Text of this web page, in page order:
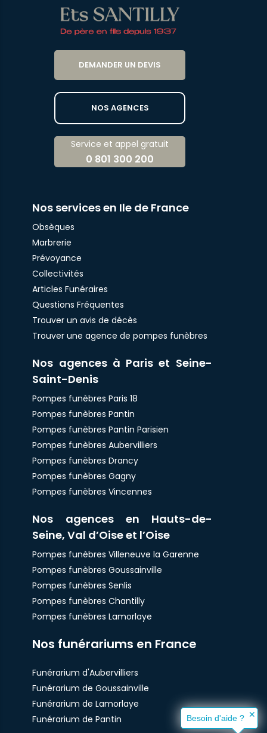
DEMANDER UN DEVIS
NOS AGENCES
Service et appel gratuit
0 801 300 200
Nos services en Ile de France
Obsèques
Marbrerie
Prévoyance
Collectivités
Articles Funéraires
Questions Fréquentes
Trouver un avis de décès
Trouver une agence de pompes funèbres
Nos agences à Paris et Seine-
Saint-Denis
Pompes funèbres Paris 18
Pompes funèbres Pantin
Pompes funèbres Pantin Parisien
Pompes funèbres Aubervilliers
Pompes funèbres Drancy
Pompes funèbres Gagny
Pompes funèbres Vincennes
Nos agences en Hauts-de-
Seine, Val d’Oise et l’Oise
Pompes funèbres Villeneuve la Garenne
Pompes funèbres Goussainville
Pompes funèbres Senlis
Pompes funèbres Chantilly
Pompes funèbres Lamorlaye
Nos funérariums en France
Funérarium d'Aubervilliers
Funérarium de Goussainville
Funérarium de Lamorlaye
Funérarium de Pantin
Besoin d'aide ? ✕